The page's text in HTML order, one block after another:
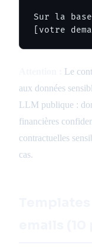
Sur la
[votre
Le
aux données
LLM publique :
financières
contractuelles
cas.